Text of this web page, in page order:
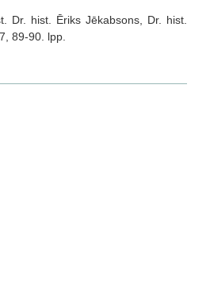
Dr. hist. Ēriks Jēkabsons, Dr. hist.
89-90. lpp.